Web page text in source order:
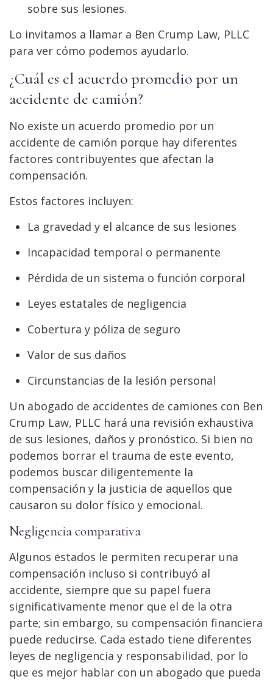
sobre sus lesiones.
Lo invitamos a llamar a Ben Crump Law, PLLC
para ver cómo podemos ayudarlo.
¿Cuál es el acuerdo promedio por un
accidente de camión?
No existe un acuerdo promedio por un
accidente de camión porque hay diferentes
factores contribuyentes que afectan la
compensación.
Estos factores incluyen:
La gravedad y el alcance de sus lesiones
Incapacidad temporal o permanente
Pérdida de un sistema o función corporal
Leyes estatales de negligencia
Cobertura y póliza de seguro
Valor de sus daños
Circunstancias de la lesión personal
Un abogado de accidentes de camiones con Ben
Crump Law, PLLC hará una revisión exhaustiva
de sus lesiones, daños y pronóstico. Si bien no
podemos borrar el trauma de este evento,
podemos buscar diligentemente la
compensación y la justicia de aquellos que
causaron su dolor físico y emocional.
Negligencia comparativa
Algunos estados le permiten recuperar una
compensación incluso si contribuyó al
accidente, siempre que su papel fuera
significativamente menor que el de la otra
parte; sin embargo, su compensación financiera
puede reducirse. Cada estado tiene diferentes
leyes de negligencia y responsabilidad, por lo
que es mejor hablar con un abogado que pueda